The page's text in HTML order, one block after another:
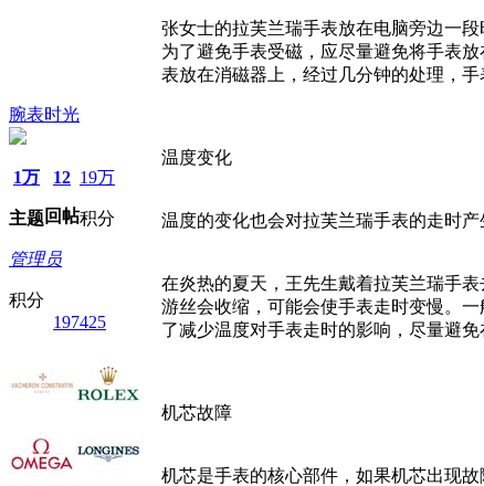
腕表时光
1万
主题
12
回帖
19万
积分
管理员
积分
197425
张女士的拉芙兰瑞手表放在电脑旁边一
为了避免手表受磁，应尽量避免将手表
表放在消磁器上，经过几分钟的处理，手
温度变化
温度的变化也会对拉芙兰瑞手表的走时
在炎热的夏天，王先生戴着拉芙兰瑞手
游丝会收缩，可能会使手表走时变慢。
了减少温度对手表走时的影响，尽量避
机芯故障
机芯是手表的核心部件，如果机芯出现